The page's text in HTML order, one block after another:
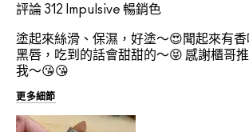
評論 312 Impulsive 暢銷色
塗起來絲滑、保濕，好塗～😍聞起來有
黑唇，吃到的話會甜甜的～😝 感謝櫃哥
我～😘😘
更多細節